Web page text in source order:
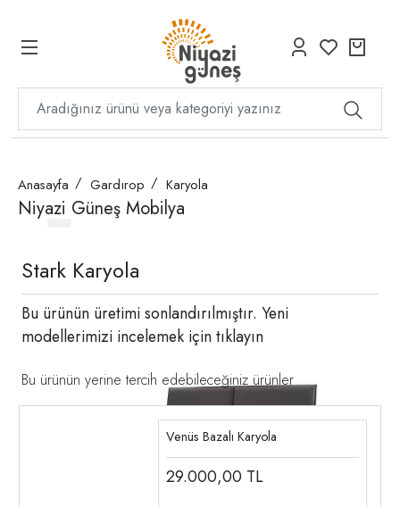
Anasayfa Gardırop Karyola
Niyazi Güneş Mobilya
Stark Karyola
Bu ürünün üretimi sonlandırılmıştır. Yeni
modellerimizi incelemek içintıklayın
Bu ürünün yerine tercih edebileceğiniz ürünler
Venüs Bazalı Karyola
29.000,00 TL